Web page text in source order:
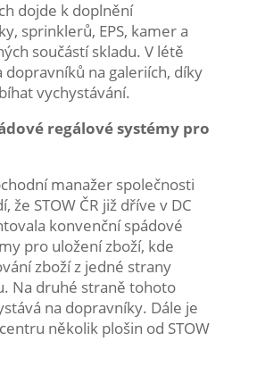
dojde k doplnění
sprinklerů, EPS, kamer a
součástí skladu. V létě
dopravníků na galeriích, díky
vychystávání.
regálové systémy pro
manažer společnosti
že STOW ČR již dříve v DC
konvenční spádové
pro uložení zboží, kde
zboží z jedné strany
Na druhé straně tohoto
na dopravníky. Dále je
několik plošin od STOW